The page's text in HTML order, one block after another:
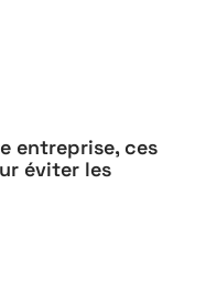
entreprise, ces
éviter les